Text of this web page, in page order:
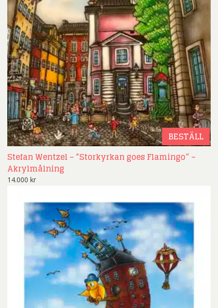
BESTÄLL
Stefan Wentzel – “Storkyrkan goes Flamingo” –
Akrylmålning
14.000 kr